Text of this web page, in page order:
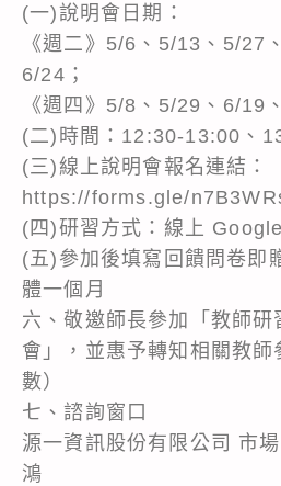
(一)說明會日期：
《週二》5/6、5/13、5/27
6/24；
《週四》5/8、5/29、6/19
(二)時間：12:30-13:00、
(三)線上說明會報名連結：
https://forms.gle/
(四)研習方式：線上
(五)參加後填寫回饋問卷即
體一個月
六、敬邀師長參加「教師研
會」，並惠予轉知相關教
數）
七、諮詢窗口
源一資訊股份有限公司 市
鴻